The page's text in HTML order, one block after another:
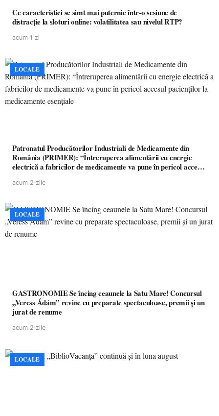
Ce caracteristici se simt mai puternic într-o sesiune de
distracție la sloturi online: volatilitatea sau nivelul RTP?
acum 1 zi
LOCALE
Patronatul Producătorilor Industriali de Medicamente din
România (PRIMER): “Întreruperea alimentării cu energie
electrică a fabricilor de medicamente va pune în pericol accesul
acum 2 zile
LOCALE
GASTRONOMIE Se încing ceaunele la Satu Mare! Concursul
„Veress Ádám” revine cu preparate spectaculoase, premii și un
jurat de renume
acum 2 zile
LOCALE